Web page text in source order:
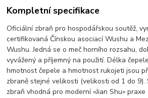
Kompletní specifikace
Oficiální zbraň pro hospodářskou soutěž,
certifikovaná Čínskou asociací Wushu a
Wushu. Jedná se o meč horního rozsahu,
vyvážený a příjemný na použití. Délka
hmotnost čepele a hmotnost rukojeti jsou
zbraně stejné velikosti (velikosti od 1 do 9).
zbraň vhodná pro moderní «Jian Shu»